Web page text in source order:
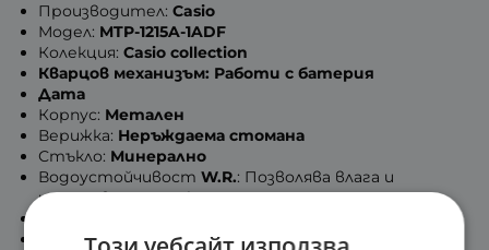
Производител: Casio
Модел: MTP-1215A-1ADF
Колекция: Casio collection
Кварцов механизъм: Работи с батерия
Дата
Корпус: Метален
Верижка: Неръждаема стомана
Стъкло: Минерално
Водоустойчивост W.R.: Позволява влага и
изпотяване на ръката
Тегло:92гр.